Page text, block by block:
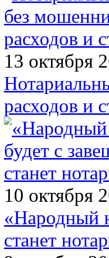
13 октября
расходов и
10 октября
«Народный
станет